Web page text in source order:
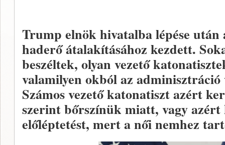
Trump elnök hivatalba lépése
haderő átalakításához kezdett.
beszéltek, olyan vezető
valamilyen okból az
Számos vezető katonatiszt azért
szerint bőrszínük miatt, vagy
előléptetést, mert a női nemhez